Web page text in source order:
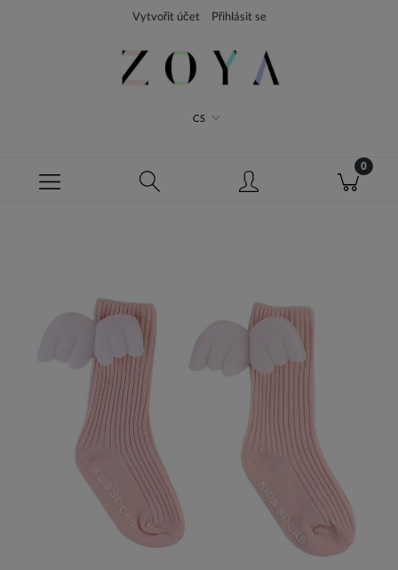
Vytvořit účet Přihlásit se
CS